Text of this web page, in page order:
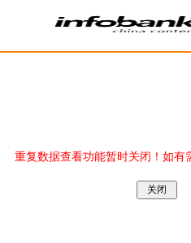
重复数据查看功能暂时关闭！如有